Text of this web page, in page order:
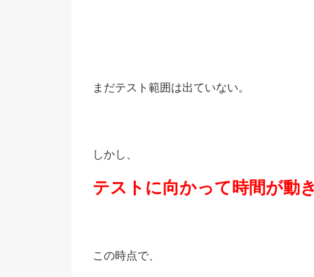
まだテスト範囲は出ていない。
しかし、
テストに向かって時間が動
この時点で、